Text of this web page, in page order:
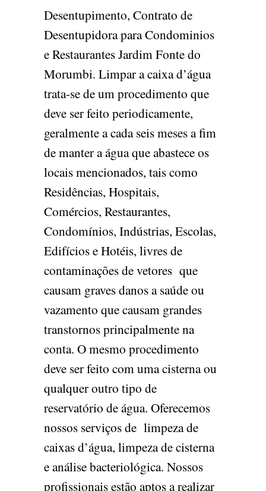
Desentupimento, Contrato de
Desentupidora para Condominios
e Restaurantes Jardim Fonte do
Morumbi. Limpar a caixa d’água
trata-se de um procedimento que
deve ser feito periodicamente,
geralmente a cada seis meses a fim
de manter a água que abastece os
locais mencionados, tais como
Residências, Hospitais,
Comércios, Restaurantes,
Condomínios, Indústrias, Escolas,
Edifícios e Hotéis, livres de
contaminações de vetores que
causam graves danos a saúde ou
vazamento que causam grandes
transtornos principalmente na
conta. O mesmo procedimento
deve ser feito com uma cisterna ou
qualquer outro tipo de
reservatório de água. Oferecemos
nossos serviços de limpeza de
caixas d’água, limpeza de cisterna
e análise bacteriológica. Nossos
profissionais estão aptos a realizar